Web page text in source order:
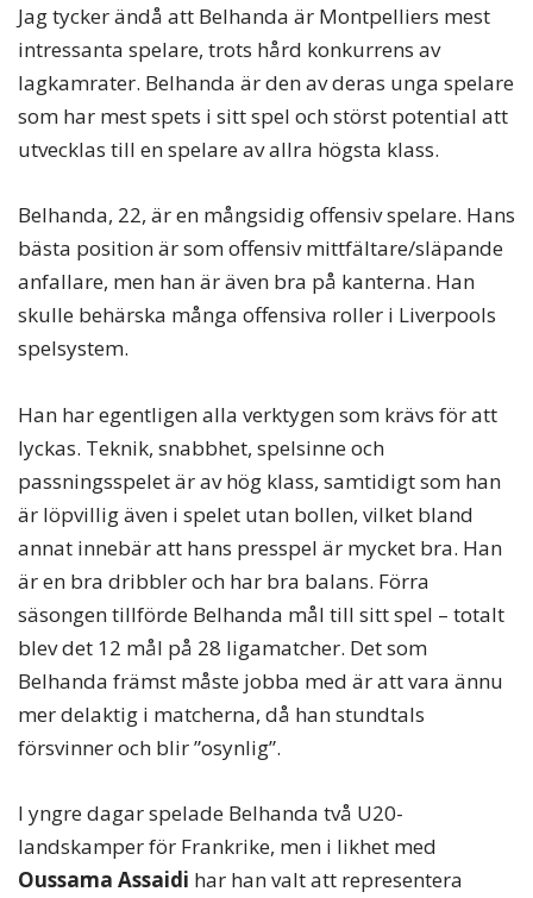
Jag tycker ändå att Belhanda är Montpelliers mest
intressanta spelare, trots hård konkurrens av
lagkamrater. Belhanda är den av deras unga spelare
som har mest spets i sitt spel och störst potential att
utvecklas till en spelare av allra högsta klass.
Belhanda, 22, är en mångsidig offensiv spelare. Hans
bästa position är som offensiv mittfältare/släpande
anfallare, men han är även bra på kanterna. Han
skulle behärska många offensiva roller i Liverpools
spelsystem.
Han har egentligen alla verktygen som krävs för att
lyckas. Teknik, snabbhet, spelsinne och
passningsspelet är av hög klass, samtidigt som han
är löpvillig även i spelet utan bollen, vilket bland
annat innebär att hans presspel är mycket bra. Han
är en bra dribbler och har bra balans. Förra
säsongen tillförde Belhanda mål till sitt spel – totalt
blev det 12 mål på 28 ligamatcher. Det som
Belhanda främst måste jobba med är att vara ännu
mer delaktig i matcherna, då han stundtals
försvinner och blir ”osynlig”.
I yngre dagar spelade Belhanda två U20-
landskamper för Frankrike, men i likhet med
Oussama Assaidi har han valt att representera